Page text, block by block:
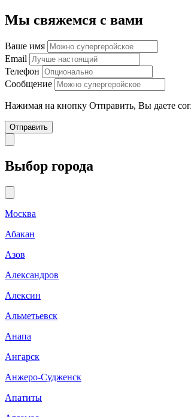
Мы свяжемся с вами
Ваше имя
Email
Телефон
Сообщение
Нажимая на кнопку Отправить, Вы даете
Отправить
Выбор города
Москва
Абакан
Азов
Александров
Алексин
Альметьевск
Анапа
Ангарск
Анжеро-Судженск
Апатиты